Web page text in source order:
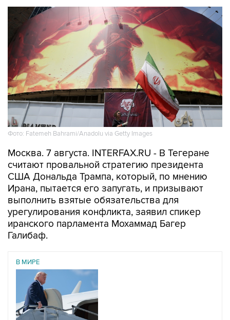
Фото: Fatemeh Bahrami/Anadolu via Getty Images
Москва. 7 августа. INTERFAX.RU - В Тегеране
считают провальной стратегию президента
США Дональда Трампа, который, по мнению
Ирана, пытается его запугать, и призывают
выполнить взятые обязательства для
урегулирования конфликта, заявил спикер
иранского парламента Мохаммад Багер
Галибаф.
В МИРЕ